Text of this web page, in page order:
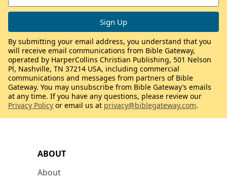
ABOUT
About
By submitting your email address, you understand that you
will receive email communications from Bible Gateway,
operated by HarperCollins Christian Publishing, 501 Nelson
Pl, Nashville, TN 37214 USA, including commercial
communications and messages from partners of Bible
Gateway. You may unsubscribe from Bible Gateway’s emails
at any time. If you have any questions, please review our
Privacy Policy or email us at privacy@biblegateway.com.